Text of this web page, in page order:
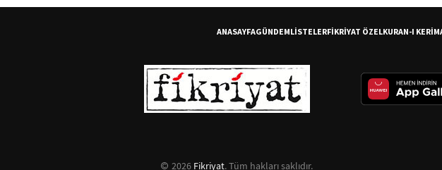
ANASAYFAGÜNDEMLİSTELERFİKRİYAT ÖZELKURAN-I KERİM
2026 Fikriyat. Tüm hakları saklıdır.